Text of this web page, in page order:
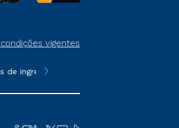
vigentes
exceto na prova on-line ou
**Semipresencial e EAD são